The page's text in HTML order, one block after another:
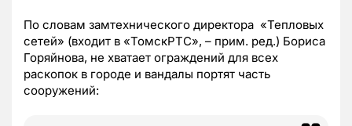
По словам замтехнического директора «Тепловых
сетей» (входит в «ТомскРТС», – прим. ред.) Бориса
Горяйнова, не хватает ограждений для всех
раскопок в городе и вандалы портят часть
сооружений: